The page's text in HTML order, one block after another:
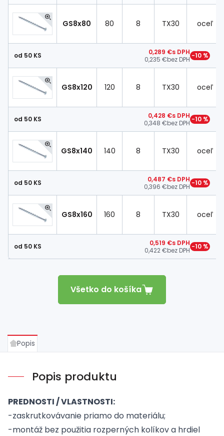
GS8x80 80 8 TX30 oceľ
od 50 KS 0,289 €s DPH
0,235 €bez DPH −10 %
GS8x120 120 8 TX30 oceľ
od 50 KS 0,428 €s DPH
0,348 €bez DPH −10 %
GS8x140 140 8 TX30 oceľ
od 50 KS 0,487 €s DPH
0,396 €bez DPH −10 %
GS8x160 160 8 TX30 oceľ
od 50 KS 0,519 €s DPH
0,422 €bez DPH −10 %
Všetko do košíka
Popis
Popis produktu
PREDNOSTI / VLASTNOSTI:
-zaskrutkovávanie priamo do materiálu;
-montáž bez použitia rozperných kolíkov a hrdiel